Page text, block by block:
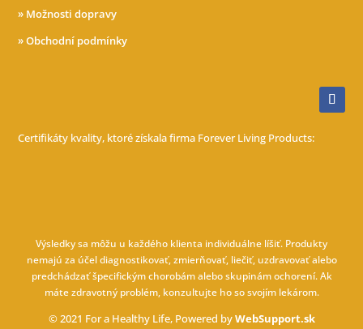
» Možnosti dopravy
»Obchodní podmínky
Certifikáty kvality, ktoré získala firma Forever Living Products:
Výsledky sa môžu u každého klienta individuálne líšiť. Produkty
nemajú za účel diagnostikovať, zmierňovať, liečiť, uzdravovať alebo
predchádzať špecifickým chorobám alebo skupinám ochorení. Ak
máte zdravotný problém, konzultujte ho so svojím lekárom.
© 2021 For a Healthy Life, Powered byWebSupport.sk